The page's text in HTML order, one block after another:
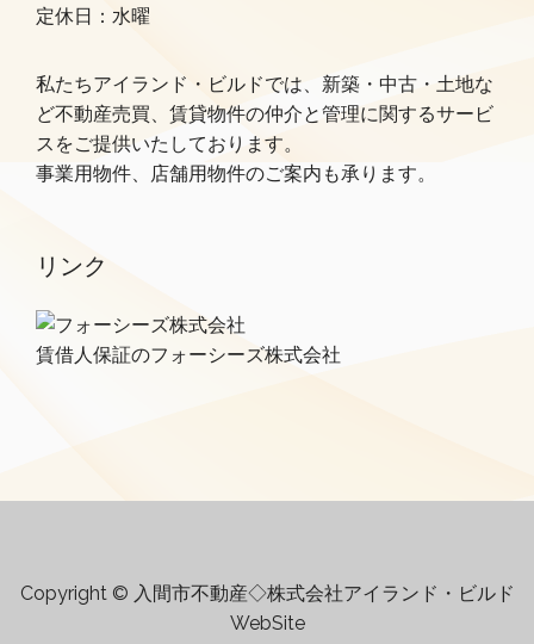
定休日：水曜
私たちアイランド・ビルドでは、新築・中古・土地な
ど不動産売買、賃貸物件の仲介と管理に関するサービ
スをご提供いたしております。
事業用物件、店舗用物件のご案内も承ります。
リンク
賃借人保証のフォーシーズ株式会社
Copyright © 入間市不動産◇株式会社アイランド・ビルド
WebSite